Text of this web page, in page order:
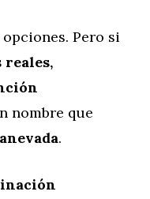
Pero si
reales,
nombre que
.